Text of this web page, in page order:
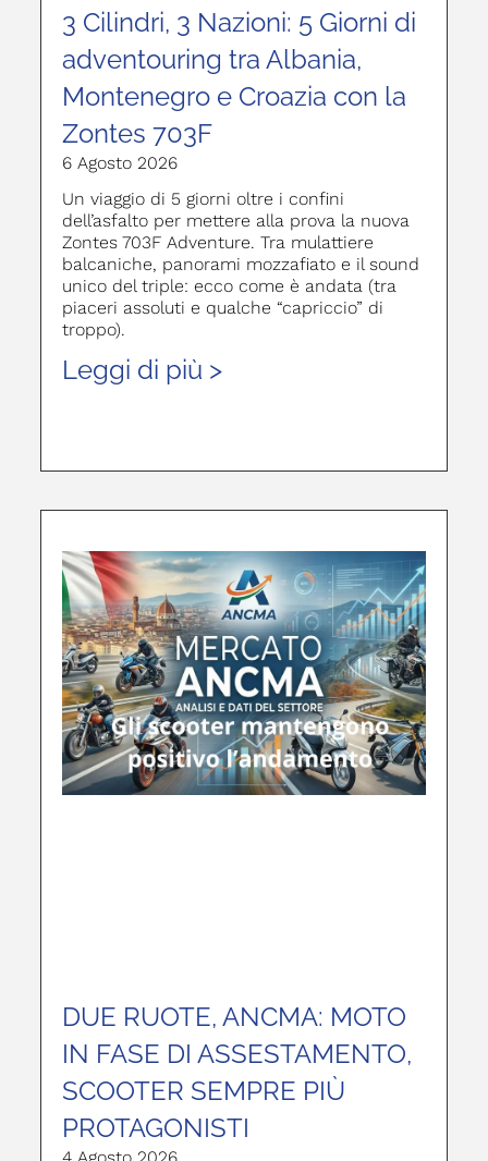
3 Cilindri, 3 Nazioni: 5 Giorni di
adventouring tra Albania,
Montenegro e Croazia con la
Zontes 703F
6 Agosto 2026
Un viaggio di 5 giorni oltre i confini
dell’asfalto per mettere alla prova la nuova
Zontes 703F Adventure. Tra mulattiere
balcaniche, panorami mozzafiato e il sound
unico del triple: ecco come è andata (tra
piaceri assoluti e qualche “capriccio” di
troppo).
Leggi di più >
DUE RUOTE, ANCMA: MOTO
IN FASE DI ASSESTAMENTO,
SCOOTER SEMPRE PIÙ
PROTAGONISTI